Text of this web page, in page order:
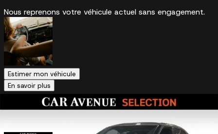
Nous reprenons votre véhicule actuel sans engagement.
Estimer mon véhicule
En savoir plus
Véhicules similaires